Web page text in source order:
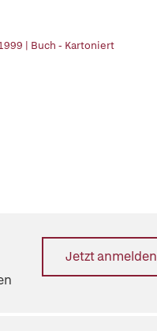
| Buch - Kartoniert
Jetzt anmelden